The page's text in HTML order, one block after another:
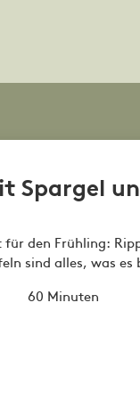
Spargel
für den Frühling:
sind alles, was es
60 Minuten